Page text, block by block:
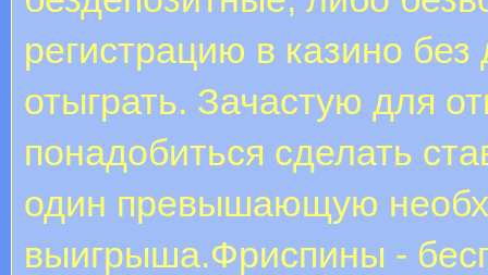
регистрацию в казино
отыграть. Зачастую для
понадобиться сделать
один превышающую
выигрыша.Фриспины -